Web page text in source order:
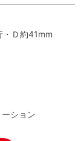
Ｄ約41mm
ション